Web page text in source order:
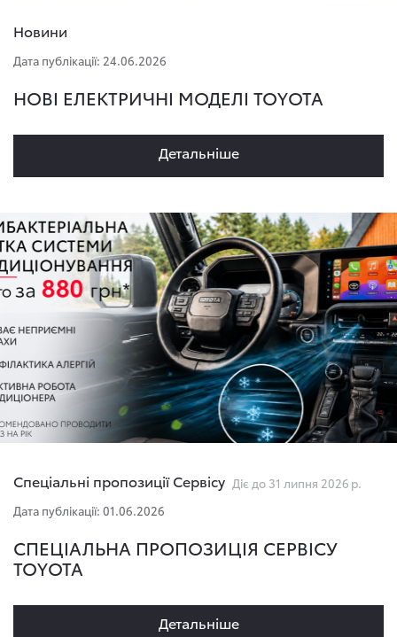
Новини
Дата публікації: 24.06.2026
НОВІ ЕЛЕКТРИЧНІ МОДЕЛІ TOYOTA
Детальнiше
Спеціальні пропозиції Сервісу Діє до 31 липня 2026 р.
Дата публікації: 01.06.2026
СПЕЦІАЛЬНА ПРОПОЗИЦІЯ СЕРВІСУ
TOYOTA
Детальнiше